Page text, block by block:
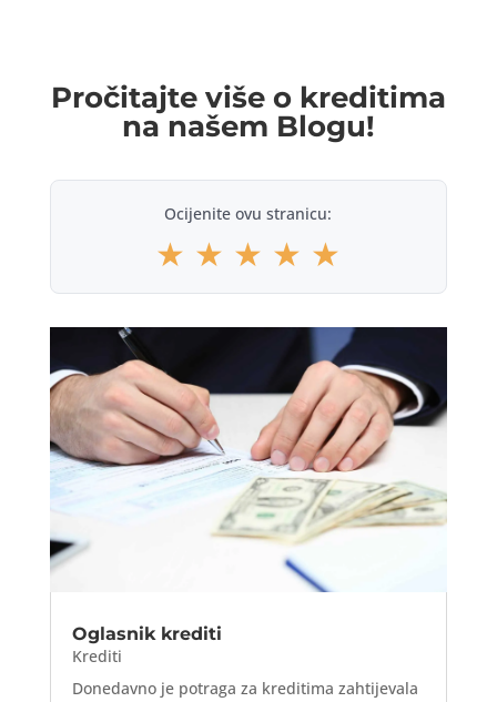
Pročitajte više o kreditima
na našem Blogu!
Ocijenite ovu stranicu:
★ ★ ★ ★ ★
Oglasnik krediti
Krediti
Donedavno je potraga za kreditima zahtijevala